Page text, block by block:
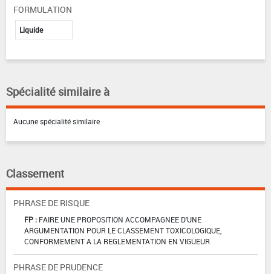
FORMULATION
Liquide
Spécialité similaire à
Aucune spécialité similaire
Classement
PHRASE DE RISQUE
FP : FAIRE UNE PROPOSITION ACCOMPAGNEE D'UNE
ARGUMENTATION POUR LE CLASSEMENT TOXICOLOGIQUE,
CONFORMEMENT A LA REGLEMENTATION EN VIGUEUR
PHRASE DE PRUDENCE